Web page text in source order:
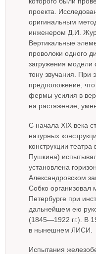
проекта.
оригинальным
инженером Д.И.
Вертикальные
проволоки одного
загружения
тону звучания. При
предположение,
фермы усилия в
на растяжение,
С начала XIX века
натурных
конструкции
Пушкина)
установлена
Александровском
Собко организовал
Петербурге при
дальнейшем ею
(1845—1922 гг.). В
в нынешнем ЛИСИ.
Испытания